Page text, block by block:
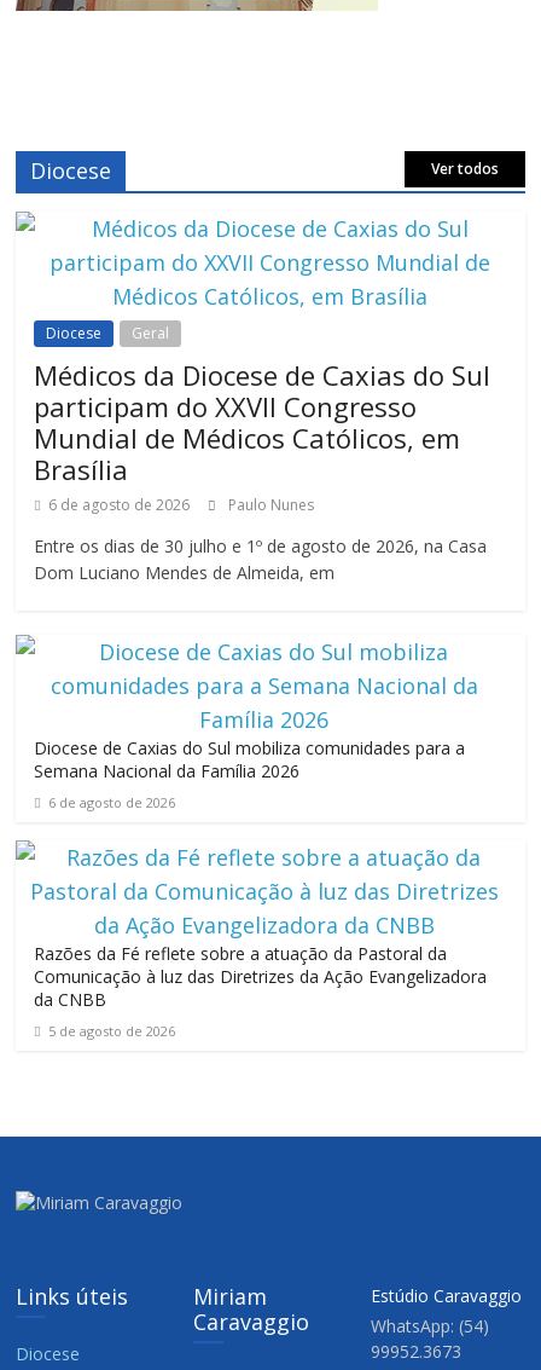
Diocese Ver todos
Diocese Geral
Médicos da Diocese de Caxias do Sul
participam do XXVII Congresso
Mundial de Médicos Católicos, em
Brasília
6 de agosto de 2026 Paulo Nunes
Entre os dias de 30 julho e 1º de agosto de 2026, na Casa
Dom Luciano Mendes de Almeida, em
Diocese de Caxias do Sul mobiliza comunidades para a
Semana Nacional da Família 2026
6 de agosto de 2026
Razões da Fé reflete sobre a atuação da Pastoral da
Comunicação à luz das Diretrizes da Ação Evangelizadora
da CNBB
5 de agosto de 2026
Links úteis
Diocese
Miriam
Caravaggio
Estúdio Caravaggio
WhatsApp: (54)
99952.3673